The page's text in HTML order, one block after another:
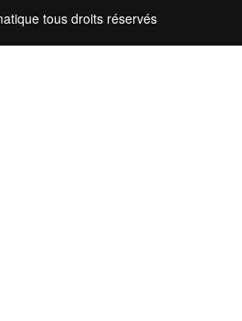
tous droits réservés